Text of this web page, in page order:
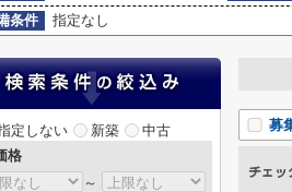
条件
指定なし
募
定しない 新築
中古
格
～